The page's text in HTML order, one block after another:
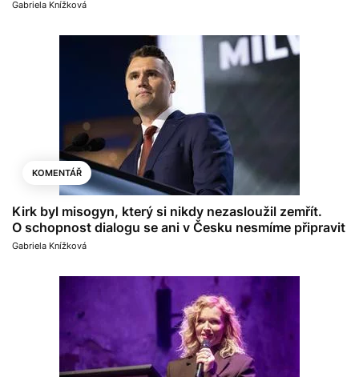
Gabriela Knížková
KOMENTÁŘ
Kirk byl misogyn, který si nikdy nezasloužil zemřít.
O schopnost dialogu se ani v Česku nesmíme připravit
Gabriela Knížková